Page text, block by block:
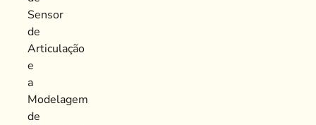
Sensor
de
Articulação
e
a
Modelagem
de